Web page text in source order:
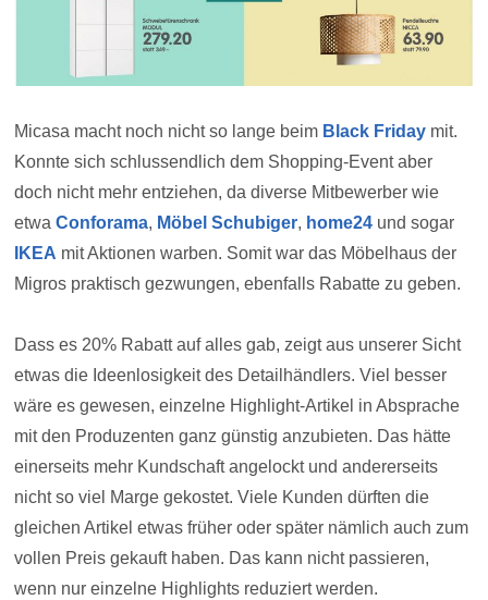
Micasa macht noch nicht so lange beim Black Friday mit.
Konnte sich schlussendlich dem Shopping-Event aber
doch nicht mehr entziehen, da diverse Mitbewerber wie
etwa Conforama, Möbel Schubiger, home24 und sogar
IKEA mit Aktionen warben. Somit war das Möbelhaus der
Migros praktisch gezwungen, ebenfalls Rabatte zu geben.
Dass es 20% Rabatt auf alles gab, zeigt aus unserer Sicht
etwas die Ideenlosigkeit des Detailhändlers. Viel besser
wäre es gewesen, einzelne Highlight-Artikel in Absprache
mit den Produzenten ganz günstig anzubieten. Das hätte
einerseits mehr Kundschaft angelockt und andererseits
nicht so viel Marge gekostet. Viele Kunden dürften die
gleichen Artikel etwas früher oder später nämlich auch zum
vollen Preis gekauft haben. Das kann nicht passieren,
wenn nur einzelne Highlights reduziert werden.